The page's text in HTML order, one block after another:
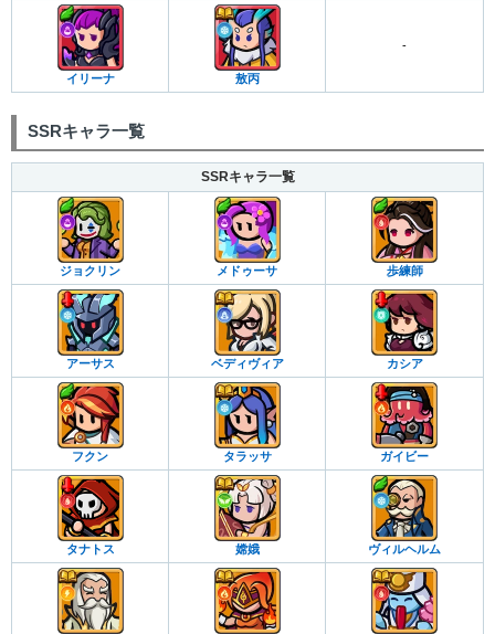
イリーナ 敖丙
-
SSRキャラ一覧
SSRキャラ一覧
ジョクリン メドゥーサ 歩練師
アーサス ベディヴィア カシア
フクン タラッサ ガイビー
タナトス 嫦娥 ヴィルヘルム